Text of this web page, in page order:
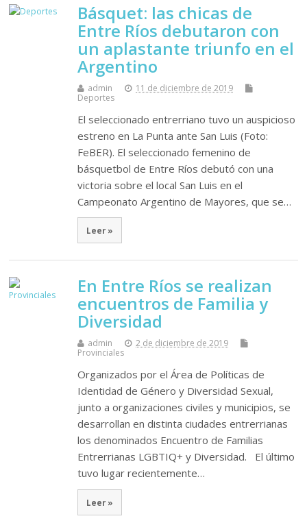
Básquet: las chicas de
Entre Ríos debutaron con
un aplastante triunfo en el
Argentino
admin
11 de diciembre de 2019
Deportes
El seleccionado entrerriano tuvo un auspicioso
estreno en La Punta ante San Luis (Foto:
FeBER). El seleccionado femenino de
básquetbol de Entre Ríos debutó con una
victoria sobre el local San Luis en el
Campeonato Argentino de Mayores, que se…
Leer »
En Entre Ríos se realizan
encuentros de Familia y
Diversidad
admin
2 de diciembre de 2019
Provinciales
Organizados por el Área de Políticas de
Identidad de Género y Diversidad Sexual,
junto a organizaciones civiles y municipios, se
desarrollan en distinta ciudades entrerrianas
los denominados Encuentro de Familias
Entrerrianas LGBTIQ+ y Diversidad. El último
tuvo lugar recientemente…
Leer »